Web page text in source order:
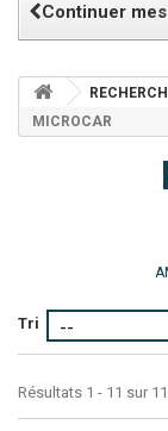
Continuer
MICROCAR
Tri
Résultats 1 - 11 sur